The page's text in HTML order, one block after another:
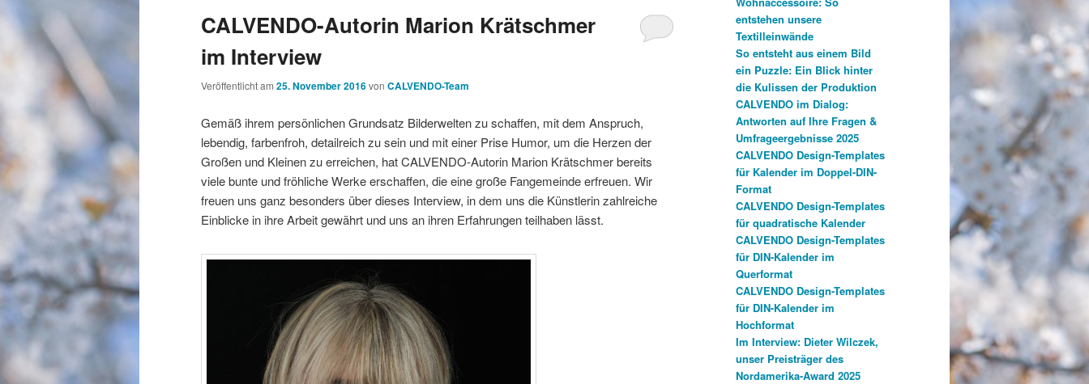
CALVENDO-Autorin Marion Krätschmer
im Interview
Veröffentlicht am 25. November 2016von CALVENDO-Team
Gemäß ihrem persönlichen Grundsatz Bilderwelten zu schaffen, mit dem Anspruch,
lebendig, farbenfroh, detailreich zu sein und mit einer Prise Humor, um die Herzen der
Großen und Kleinen zu erreichen, hat CALVENDO-Autorin Marion Krätschmer bereits
viele bunte und fröhliche Werke erschaffen, die eine große Fangemeinde erfreuen. Wir
freuen uns ganz besonders über dieses Interview, in dem uns die Künstlerin zahlreiche
Einblicke in ihre Arbeit gewährt und uns an ihren Erfahrungen teilhaben lässt.
entstehen unsere
Textilleinwände
So entsteht aus einem Bild
ein Puzzle: Ein Blick hinter
die Kulissen der Produktion
CALVENDO im Dialog:
Antworten auf Ihre Fragen &
Umfrageergebnisse 2025
CALVENDO Design-Templates
für Kalender im Doppel-DIN-
Format
CALVENDO Design-Templates
für quadratische Kalender
CALVENDO Design-Templates
für DIN-Kalender im
Querformat
CALVENDO Design-Templates
für DIN-Kalender im
Hochformat
Im Interview: Dieter Wilczek,
unser Preisträger des
Nordamerika-Award 2025